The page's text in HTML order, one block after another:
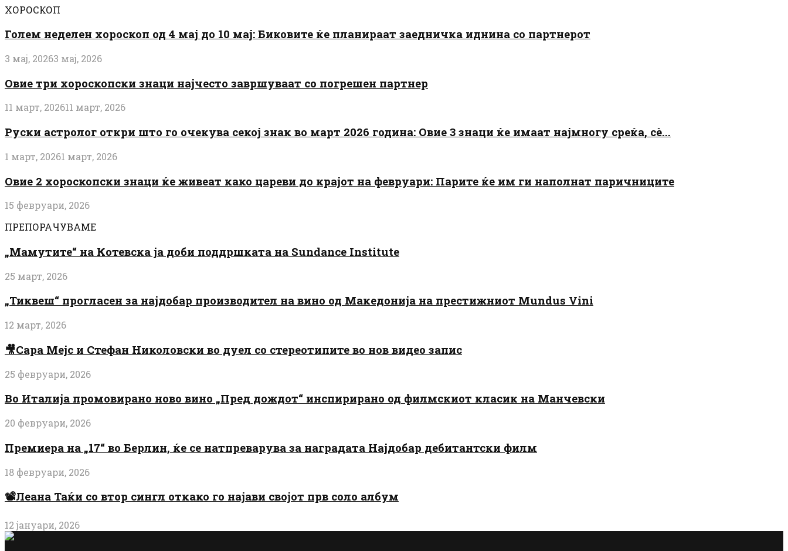
ХОРОСКОП
Голем неделен хороскоп од 4 мај до 10 мај: Биковите ќе планираат заедничка иднина со партнерот
3 мај, 20263 мај, 2026
Овие три хороскопски знаци најчесто завршуваат со погрешен партнер
11 март, 202611 март, 2026
Руски астролог откри што го очекува секој знак во март 2026 година: Овие 3 знаци ќе имаат најмногу среќа, сè...
1 март, 20261 март, 2026
Овие 2 хороскопски знаци ќе живеат како цареви до крајот на февруари: Парите ќе им ги наполнат паричниците
15 февруари, 2026
ПРЕПОРАЧУВАМЕ
„Мамутите“ на Котевска ја доби поддршката на Sundance Institute
25 март, 2026
„Тиквеш“ прогласен за најдобар производител на вино од Македонија на престижниот Mundus Vini
12 март, 2026
🎥Сара Мејс и Стефан Николовски во дуел со стереотипите во нов видео запис
25 февруари, 2026
Во Италија промовирано ново вино „Пред дождот“ инспирирано од филмскиот класик на Манчевски
20 февруари, 2026
Премиера на „17“ во Берлин, ќе се натпреварува за наградата Најдобар дебитантски филм
18 февруари, 2026
📽️Леана Таќи со втор сингл откако го најави својот прв соло албум
12 јануари, 2026